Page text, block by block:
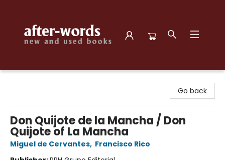
Go back
Don Quijote de la Mancha / Don
Quijote of La Mancha
Miguel de Cervantes, Francisco Rico